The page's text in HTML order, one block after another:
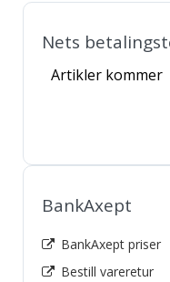
Nets
Artikler kommer
BankAxept
BankAxept priser
Bestill vareretur